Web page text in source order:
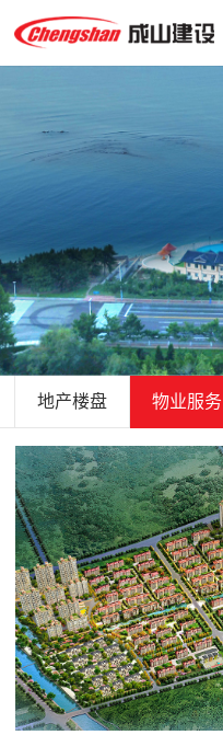
地产楼盘 物业服务